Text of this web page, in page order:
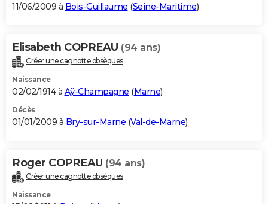
11/06/2009 à Bois-Guillaume (Seine-Maritime)
Elisabeth COPREAU (94 ans)
Créer une cagnotte obsèques
Naissance
02/02/1914 à Aÿ-Champagne (Marne)
Décès
01/01/2009 à Bry-sur-Marne (Val-de-Marne)
Roger COPREAU (94 ans)
Créer une cagnotte obsèques
Naissance